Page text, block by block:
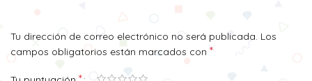
Tu dirección de correo electrónico no será publicada. Los
campos obligatorios están marcados con *